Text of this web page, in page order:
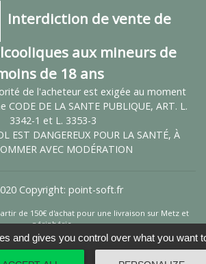
Interdiction de vente de
aux mineurs de
de 18 ans
de l'acheteur est exigée au moment
CODE DE LA SANTE PUBLIQUE, ART. L.
3342-1 et L. 3353-3
EST DANGEREUX POUR LA SANTÉ, À
AVEC MODÉRATION
Copyright: point-soft.fr
de 150€ d'achat pour une livraison sur Metz et
périphérie.
and gives you control over what you want